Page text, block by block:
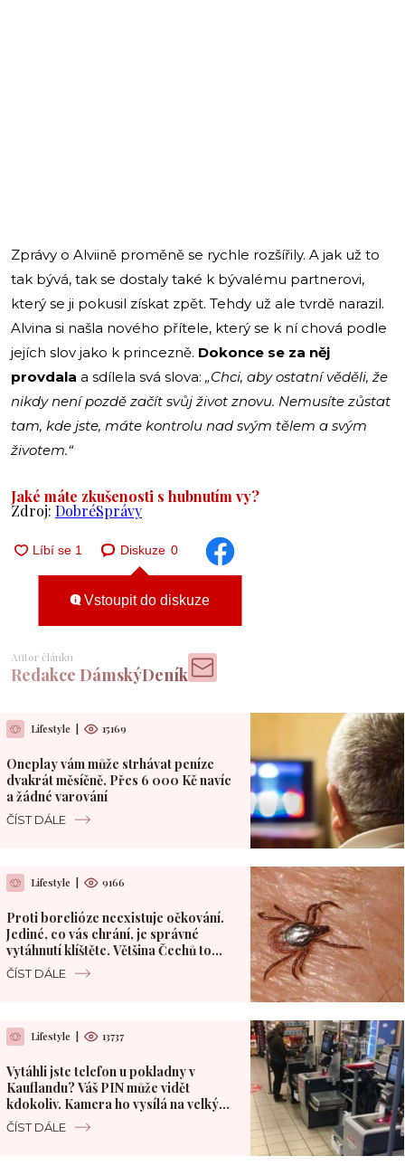
Zprávy o Alviině proměně se rychle rozšířily. A jak už to
tak bývá, tak se dostaly také k bývalému partnerovi,
který se ji pokusil získat zpět. Tehdy už ale tvrdě narazil.
Alvina si našla nového přítele, který se k ní chová podle
jejích slov jako k princezně. Dokonce se za něj
provdala a sdílela svá slova: „Chci, aby ostatní věděli, že
nikdy není pozdě začít svůj život znovu. Nemusíte zůstat
tam, kde jste, máte kontrolu nad svým tělem a svým
životem.“
Jaké máte zkušenosti s hubnutím vy?
Zdroj: DobréSprávy
Diskuze 0
Vstoupit do diskuze
Autor článku
Redakce DámskýDeník
Lifestyle 15169
Oneplay vám může strhávat peníze
dvakrát měsíčně. Přes 6 000 Kč navíc
a žádné varování
ČÍST DÁLE
Lifestyle 9166
Proti borelióze neexistuje očkování.
Jediné, co vás chrání, je správné
vytáhnutí klíštěte. Většina Čechů to
dělá špatně
ČÍST DÁLE
Lifestyle 13737
Vytáhli jste telefon u pokladny v
Kauflandu? Váš PIN může vidět
kdokoliv. Kamera ho vysílá na velký
monitor
ČÍST DÁLE